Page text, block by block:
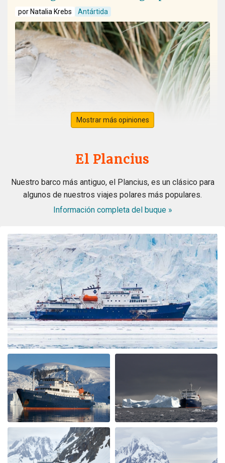
por Natalia Krebs Antártida
Best company, best trip and best wild life ever! We will
book again with OceanWide!
Great Antarctica - Polar Circle - Whale
watching trip
por Sylvia Vergeer Antártida
We had a great trip which gave us all that we were
hoping for. Incredible number of whales and pinguins
Mostrar más opiniones
El Plancius
Nuestro barco más antiguo, el Plancius, es un clásico para
algunos de nuestros viajes polares más populares.
Información completa del buque »